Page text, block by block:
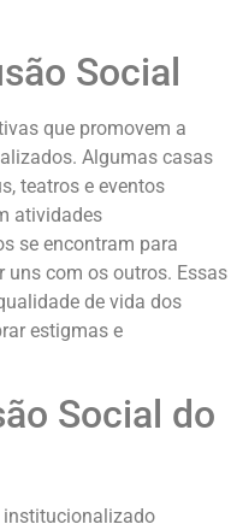
Social
que promovem a
Algumas casas
teatros e eventos
atividades
se encontram para
uns com os outros. Essas
de vida dos
estigmas e
Social do